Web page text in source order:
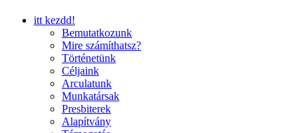
itt kezdd!
Bemutatkozunk
Mire számíthatsz?
Történetünk
Céljaink
Arculatunk
Munkatársak
Presbiterek
Alapítvány